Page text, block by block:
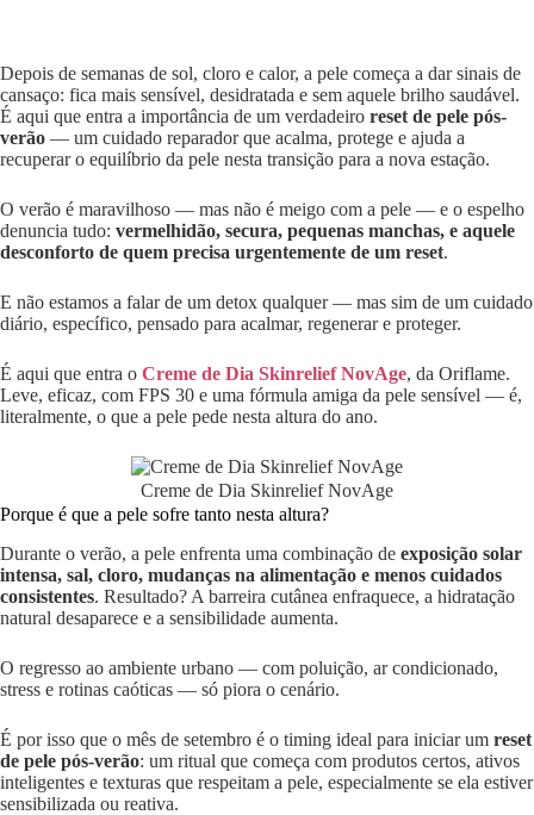
Depois de semanas de sol, cloro e calor, a pele começa a dar sinais de
cansaço: fica mais sensível, desidratada e sem aquele brilho saudável.
É aqui que entra a importância de um verdadeiro reset de pele pós-
verão — um cuidado reparador que acalma, protege e ajuda a
recuperar o equilíbrio da pele nesta transição para a nova estação.
O verão é maravilhoso — mas não é meigo com a pele — e o espelho
denuncia tudo: vermelhidão, secura, pequenas manchas, e aquele
desconforto de quem precisa urgentemente de um reset.
E não estamos a falar de um detox qualquer — mas sim de um cuidado
diário, específico, pensado para acalmar, regenerar e proteger.
É aqui que entra o Creme de Dia Skinrelief NovAge, da Oriflame.
Leve, eficaz, com FPS 30 e uma fórmula amiga da pele sensível — é,
literalmente, o que a pele pede nesta altura do ano.
Creme de Dia Skinrelief NovAge
Porque é que a pele sofre tanto nesta altura?
Durante o verão, a pele enfrenta uma combinação de exposição solar
intensa, sal, cloro, mudanças na alimentação e menos cuidados
consistentes. Resultado? A barreira cutânea enfraquece, a hidratação
natural desaparece e a sensibilidade aumenta.
O regresso ao ambiente urbano — com poluição, ar condicionado,
stress e rotinas caóticas — só piora o cenário.
É por isso que o mês de setembro é o timing ideal para iniciar um reset
de pele pós-verão: um ritual que começa com produtos certos, ativos
inteligentes e texturas que respeitam a pele, especialmente se ela estiver
sensibilizada ou reativa.